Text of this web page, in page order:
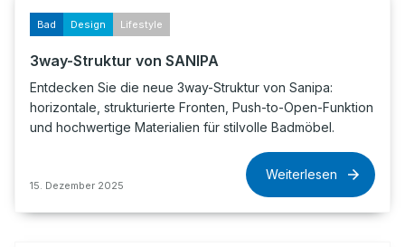
Bad Design Lifestyle
3way-Struktur von SANIPA
Entdecken Sie die neue 3way-Struktur von Sanipa:
horizontale, strukturierte Fronten, Push-to-Open-Funktion
und hochwertige Materialien für stilvolle Badmöbel.
15. Dezember 2025
Weiterlesen